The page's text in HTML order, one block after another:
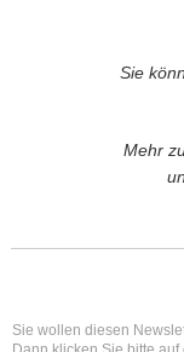
Sie
Mehr
Sie wollen diesen